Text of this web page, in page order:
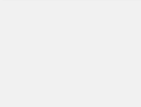
تخصیص بودجه برای اتمام پروژه ها هستیم